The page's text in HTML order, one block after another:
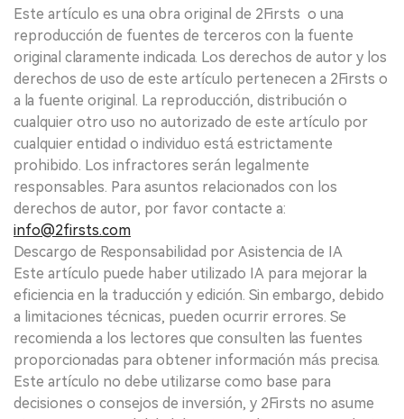
Este artículo es una obra original de 2Firsts o una
reproducción de fuentes de terceros con la fuente
original claramente indicada. Los derechos de autor y los
derechos de uso de este artículo pertenecen a 2Firsts o
a la fuente original. La reproducción, distribución o
cualquier otro uso no autorizado de este artículo por
cualquier entidad o individuo está estrictamente
prohibido. Los infractores serán legalmente
responsables. Para asuntos relacionados con los
derechos de autor, por favor contacte a:
info@2firsts.com
Descargo de Responsabilidad por Asistencia de IA
Este artículo puede haber utilizado IA para mejorar la
eficiencia en la traducción y edición. Sin embargo, debido
a limitaciones técnicas, pueden ocurrir errores. Se
recomienda a los lectores que consulten las fuentes
proporcionadas para obtener información más precisa.
Este artículo no debe utilizarse como base para
decisiones o consejos de inversión, y 2Firsts no asume